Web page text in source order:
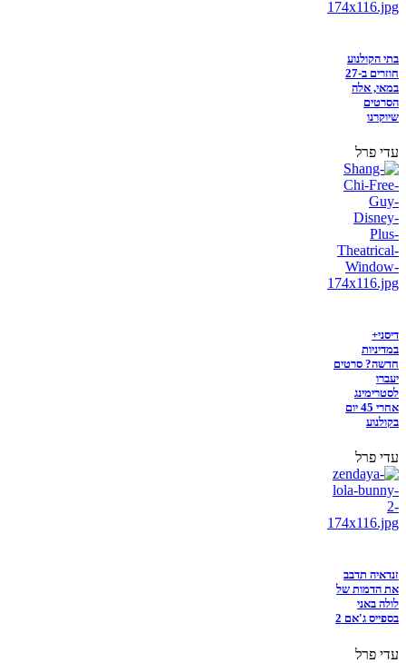
בתי הקולנוע
חוזרים ב-27
במאי, אלה
הסרטים
שיוקרנו
עדי פרל
דיסני+
במדיניות
חדשה? סרטים
יעברו
לסטרימינג
אחרי 45 יום
בקולנוע
עדי פרל
זנדאיה תדבב
את הדמות של
לולה באני
בספייס ג'אם 2
עדי פרל